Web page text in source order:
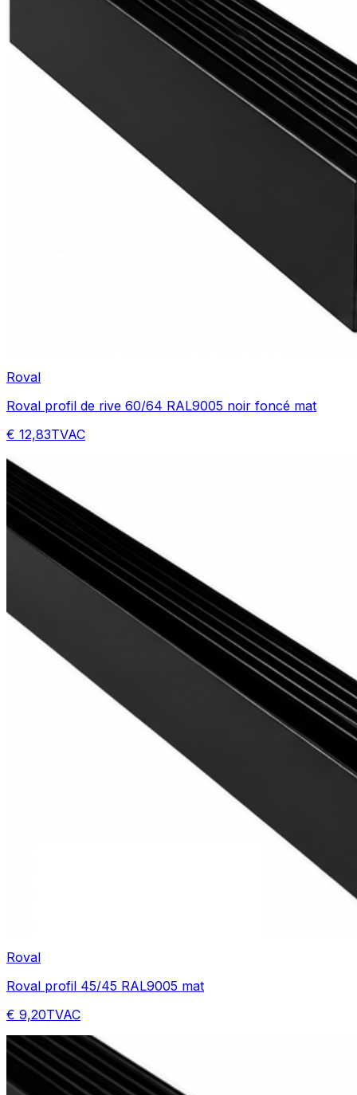
Roval
Roval profil de rive 60/64 RAL9005 noir foncé mat
€ 12,83TVAC
Roval
Roval profil 45/45 RAL9005 mat
€ 9,20TVAC